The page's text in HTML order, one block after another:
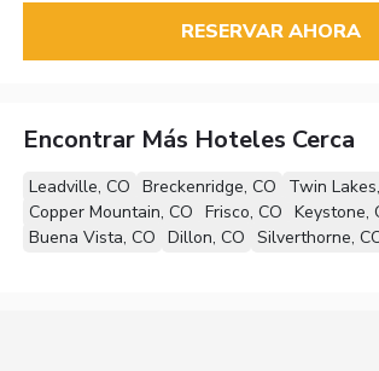
RESERVAR AHORA
Encontrar Más Hoteles Cerca
Leadville, CO Breckenridge, CO
Twin
Copper Mountain, CO Frisco, CO Keystone,
Buena Vista, CO Dillon, CO Silverthorne,